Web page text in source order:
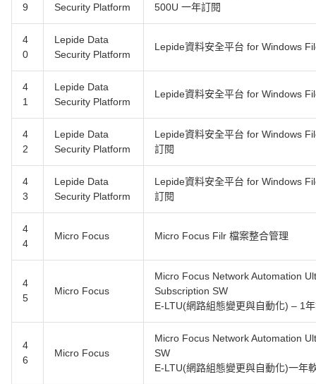
9
Security Platform
500U 一年訂閱
4
0
Lepide Data
Security Platform
Lepide資料安全平台 for Windows
4
1
Lepide Data
Security Platform
Lepide資料安全平台 for Windows
4
2
Lepide Data
Security Platform
Lepide資料安全平台 for Windows
訂閱
4
3
Lepide Data
Security Platform
Lepide資料安全平台 for Windows
訂閱
4
4
Micro Focus Micro Focus Filr 檔案整合管理
4
5
Micro Focus
Micro Focus Network Automation
Subscription SW
E-LTU(網路組態變更與自動化) – 1
4
6
Micro Focus
Micro Focus Network Automation
SW
E-LTU(網路組態變更與自動化)一年